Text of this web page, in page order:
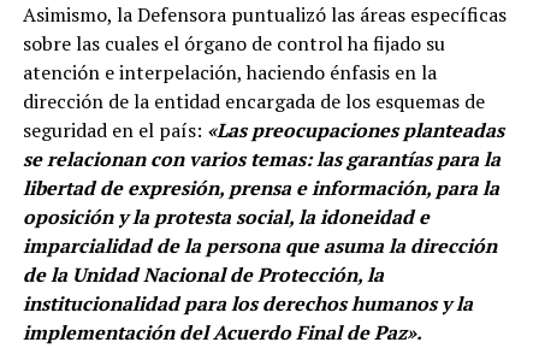
Asimismo, la Defensora puntualizó las áreas específicas
sobre las cuales el órgano de control ha fijado su
atención e interpelación, haciendo énfasis en la
dirección de la entidad encargada de los esquemas de
seguridad en el país: «Las preocupaciones planteadas
se relacionan con varios temas: las garantías para la
libertad de expresión, prensa e información, para la
oposición y la protesta social, la idoneidad e
imparcialidad de la persona que asuma la dirección
de la Unidad Nacional de Protección, la
institucionalidad para los derechos humanos y la
implementación del Acuerdo Final de Paz».